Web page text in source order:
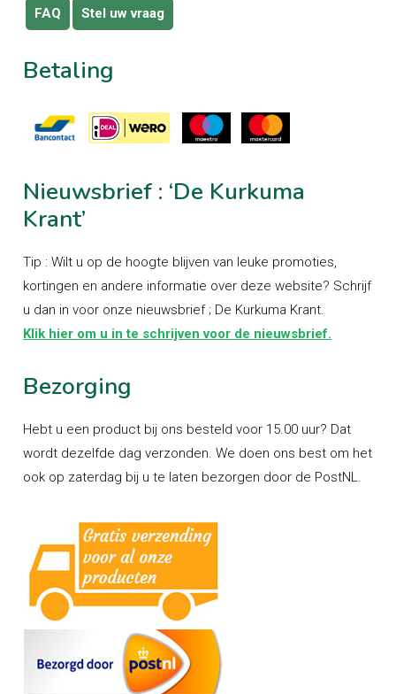
FAQ
Stel uw vraag
Betaling
Nieuwsbrief : ‘De Kurkuma
Krant’
Tip : Wilt u op de hoogte blijven van leuke promoties,
kortingen en andere informatie over deze website? Schrijf
u dan in voor onze nieuwsbrief ; De Kurkuma Krant.
Klik hier om u in te schrijven voor de nieuwsbrief.
Bezorging
Hebt u een product bij ons besteld voor 15.00 uur? Dat
wordt dezelfde dag verzonden. We doen ons best om het
ook op zaterdag bij u te laten bezorgen door de PostNL.